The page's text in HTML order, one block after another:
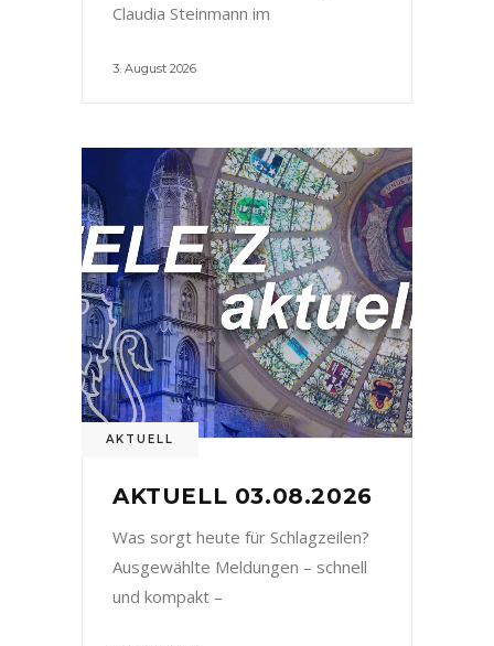
Claudia Steinmann im
3. August 2026
AKTUELL
AKTUELL 03.08.2026
Was sorgt heute für Schlagzeilen?
Ausgewählte Meldungen – schnell
und kompakt –